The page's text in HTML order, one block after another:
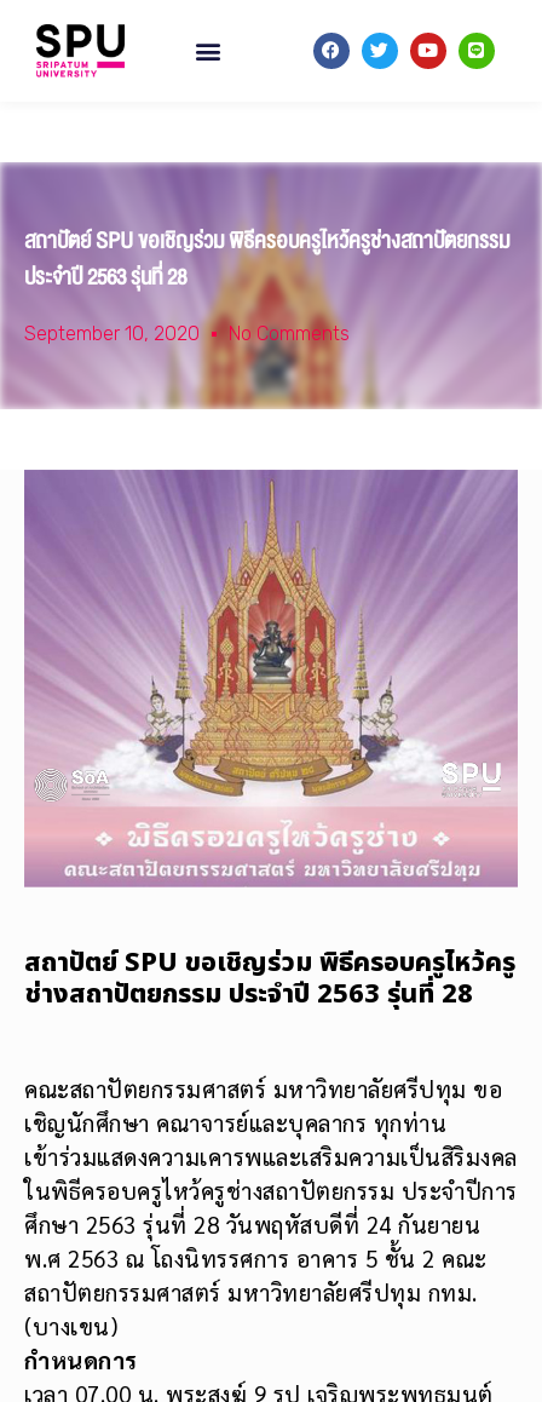
สถาปัตย์ SPU ขอเชิญร่วม พิธีครอบครูไหว้ครูช่างสถาปัตยกรรม
ประจำปี 2563 รุ่นที่ 28
September 10, 2020 No Comments
สถาปัตย์ SPU ขอเชิญร่วม พิธีครอบครูไหว้ครู
ช่างสถาปัตยกรรม ประจำปี 2563 รุ่นที่ 28
คณะสถาปัตยกรรมศาสตร์ มหาวิทยาลัยศรีปทุม ขอ
เชิญนักศึกษา คณาจารย์และบุคลากร ทุกท่าน
เข้าร่วมแสดงความเคารพและเสริมความเป็นสิริมงคล
ในพิธีครอบครูไหว้ครูช่างสถาปัตยกรรม ประจำปีการ
ศึกษา 2563 รุ่นที่ 28 วันพฤหัสบดีที่ 24 กันยายน
พ.ศ 2563 ณ โถงนิทรรศการ อาคาร 5 ชั้น 2 คณะ
สถาปัตยกรรมศาสตร์ มหาวิทยาลัยศรีปทุม กทม.
(บางเขน)
กำหนดการ
เวลา 07.00 น. พระสงฆ์ 9 รูป เจริญพระพุทธมนต์